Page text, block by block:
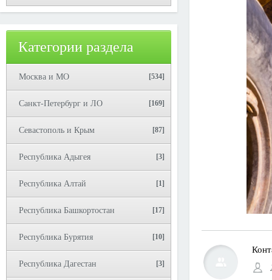
Категории раздела
Москва и МО [534]
Санкт-Петербург и ЛО [169]
Севастополь и Крым [87]
Республика Адыгея [3]
Республика Алтай [1]
Республика Башкортостан [17]
Республика Бурятия [10]
Республика Дагестан [3]